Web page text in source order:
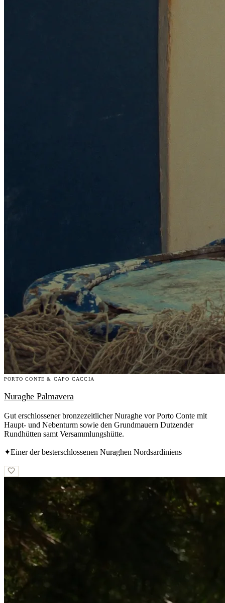
PORTO CONTE & CAPO CACCIA
Nuraghe Palmavera
Gut erschlossener bronzezeitlicher Nuraghe vor Porto Conte mit
Haupt- und Nebenturm sowie den Grundmauern Dutzender
Rundhütten samt Versammlungshütte.
✦Einer der besterschlossenen Nuraghen Nordsardiniens